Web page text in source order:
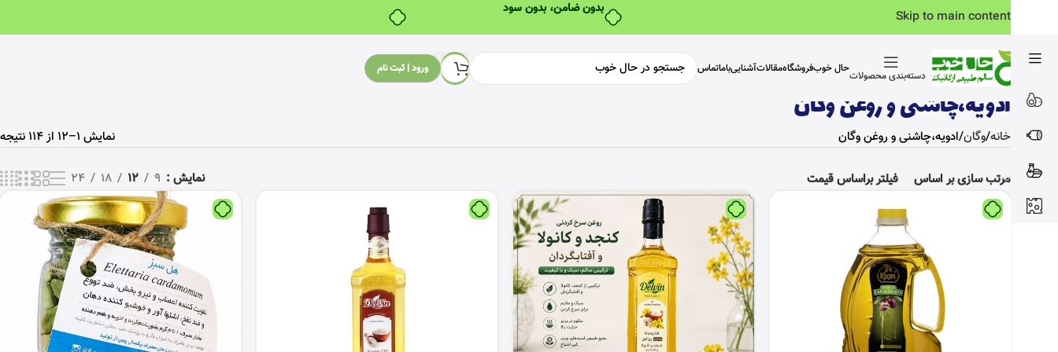
بدون ضامن، بدون سود Skip to main content
دسته‌بندی محصولات
حال خوبفروشگاهمقالاتآشنایی‌باماتماس ورود | ثبت نام
ادویه،چاشنی و روغن وگان
خانه وگان ادویه،چاشنی و روغن وگان نمایش 1–12 از 114 نتیجه
مرتب سازی بر اساس فیلتر براساس قیمت نمایش 9
12
18
24